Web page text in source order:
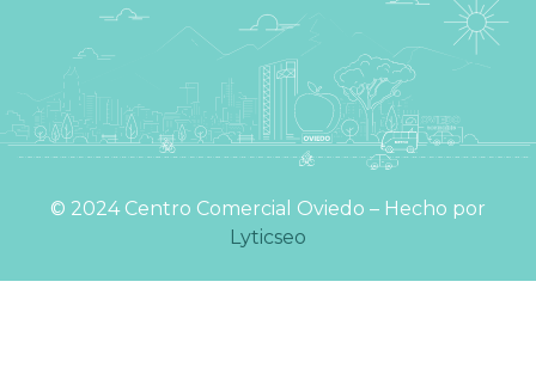
©️ 2024 Centro Comercial Oviedo – Hecho por
Lyticseo